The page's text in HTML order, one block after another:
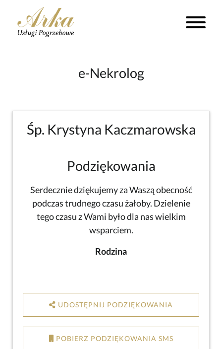
e-Nekrolog
Śp. Krystyna Kaczmarowska
Podziękowania
Serdecznie dziękujemy za Waszą obecność
podczas trudnego czasu żałoby. Dzielenie
tego czasu z Wami było dla nas wielkim
wsparciem.
Rodzina
UDOSTĘPNIJ PODZIĘKOWANIA
POBIERZ PODZIĘKOWANIA SMS